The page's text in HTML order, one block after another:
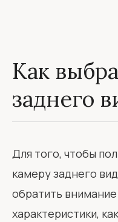
Как
заднего
Для того, чтобы
камеру заднего
обратить
характеристики,